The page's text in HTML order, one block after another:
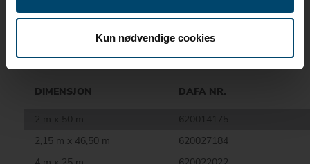
Kun nødvendige cookies
DIMENSJONER /
DELENUMRE
DIMENSJON DAFA NR.
2,15 m x 46,50 m
620027184